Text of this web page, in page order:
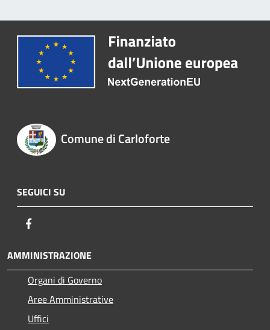
Comune di Carloforte
SEGUICI SU
AMMINISTRAZIONE
Organi di Governo
Aree Amministrative
Uffici